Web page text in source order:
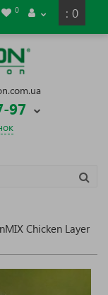
: 0
0
97
Chicken Layer